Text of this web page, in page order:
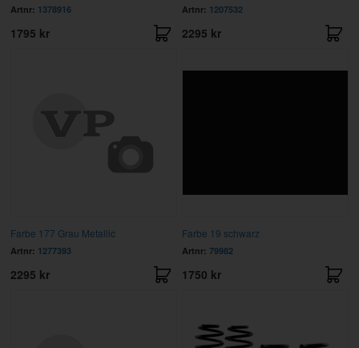
Artnr: 1378916
1795 kr
Artnr: 1207532
2295 kr
Farbe 177 Grau Metallic
Artnr: 1277393
2295 kr
Farbe 19 schwarz
Artnr: 79982
1750 kr